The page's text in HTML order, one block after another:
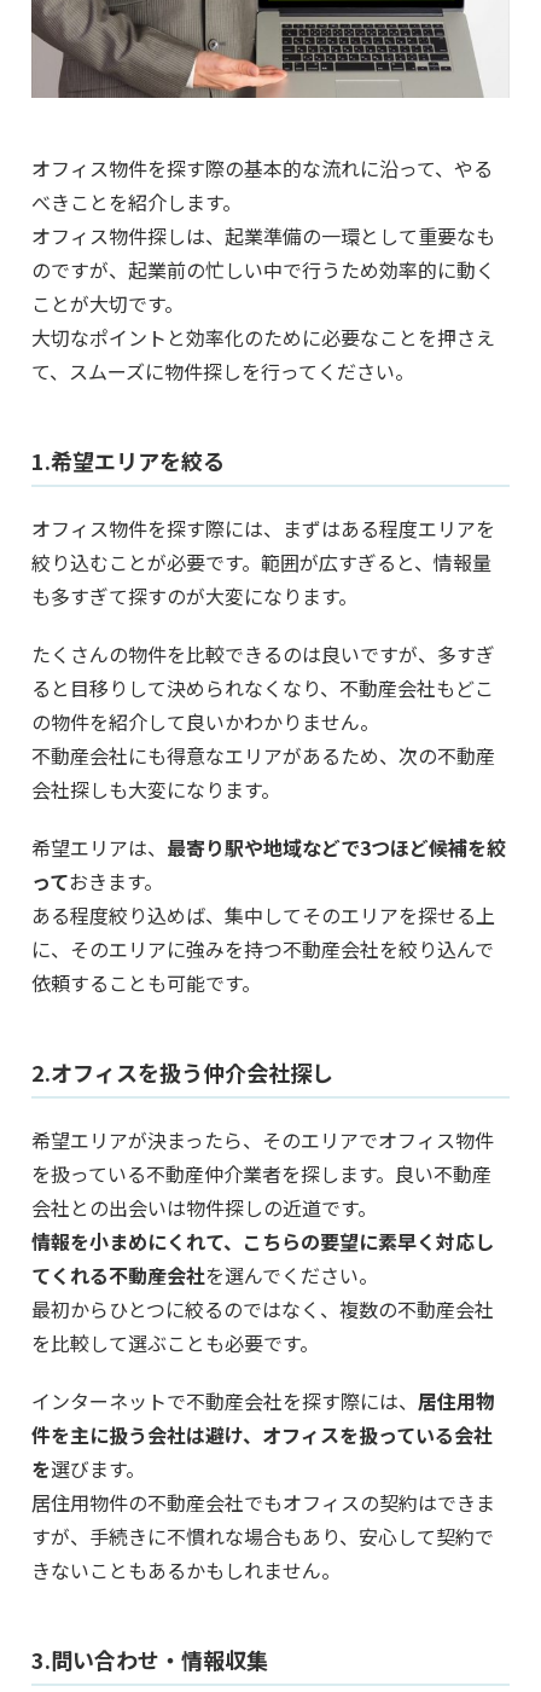
オフィス物件を探す際の基本的な流れに沿って、やる
べきことを紹介します。
オフィス物件探しは、起業準備の一環として重要なも
のですが、起業前の忙しい中で行うため効率的に動く
ことが大切です。
大切なポイントと効率化のために必要なことを押さえ
て、スムーズに物件探しを行ってください。
1.希望エリアを絞る
オフィス物件を探す際には、まずはある程度エリアを
絞り込むことが必要です。範囲が広すぎると、情報量
も多すぎて探すのが大変になります。
たくさんの物件を比較できるのは良いですが、多すぎ
ると目移りして決められなくなり、不動産会社もどこ
の物件を紹介して良いかわかりません。
不動産会社にも得意なエリアがあるため、次の不動産
会社探しも大変になります。
希望エリアは、 最寄り駅や地域などで3つほど候補を絞
っておきます。
ある程度絞り込めば、集中してそのエリアを探せる上
に、そのエリアに強みを持つ不動産会社を絞り込んで
依頼することも可能です。
2.オフィスを扱う仲介会社探し
希望エリアが決まったら、そのエリアでオフィス物件
を扱っている不動産仲介業者を探します。良い不動産
会社との出会いは物件探しの近道です。
情報を小まめにくれて、こちらの要望に素早く対応し
てくれる不動産会社を選んでください。
最初からひとつに絞るのではなく、複数の不動産会社
を比較して選ぶことも必要です。
インターネットで不動産会社を探す際には、 居住用物
件を主に扱う会社は避け、オフィスを扱っている会社
を選びます。
居住用物件の不動産会社でもオフィスの契約はできま
すが、手続きに不慣れな場合もあり、安心して契約で
きないこともあるかもしれません。
3.問い合わせ・情報収集